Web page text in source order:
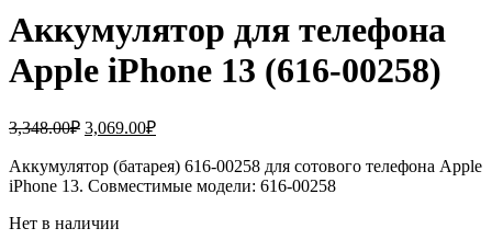
Аккумулятор для телефона
Apple iPhone 13 (616-00258)
3,348.00₽ Первоначальная
составляла
3,348.00₽.
3,069.00₽Текущая
3,069.00₽.
Аккумулятор (батарея) 616-00258 для сотового телефона Apple
iPhone 13. Совместимые модели: 616-00258
Нет в наличии